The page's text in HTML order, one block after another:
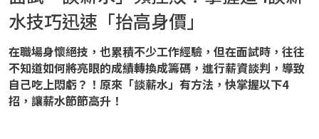
水技巧迅速「抬高身價」
在職場身懷絕技，也累積不少工作經驗，但在面試時，往往
不知道如何將亮眼的成績轉換成籌碼，進行薪資談判，導致
自己吃上悶虧？！原來「談薪水」有方法，快掌握以下4
招，讓薪水節節高升！